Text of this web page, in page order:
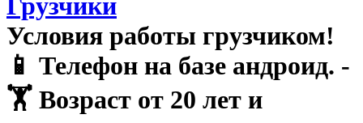
Условия работы грузчиком!
📱 Телефон на базе андроид. -
🏋️ Возраст от 20 лет и